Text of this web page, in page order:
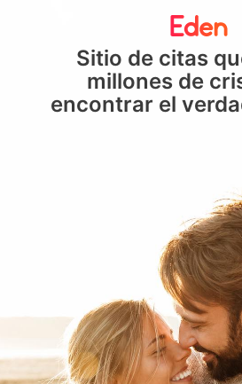
Sitio de citas
millones de
encontrar el